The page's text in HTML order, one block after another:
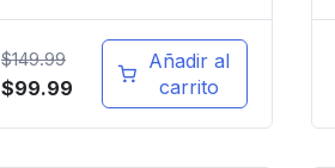
$149.99
$99.99
Añadir al
carrito